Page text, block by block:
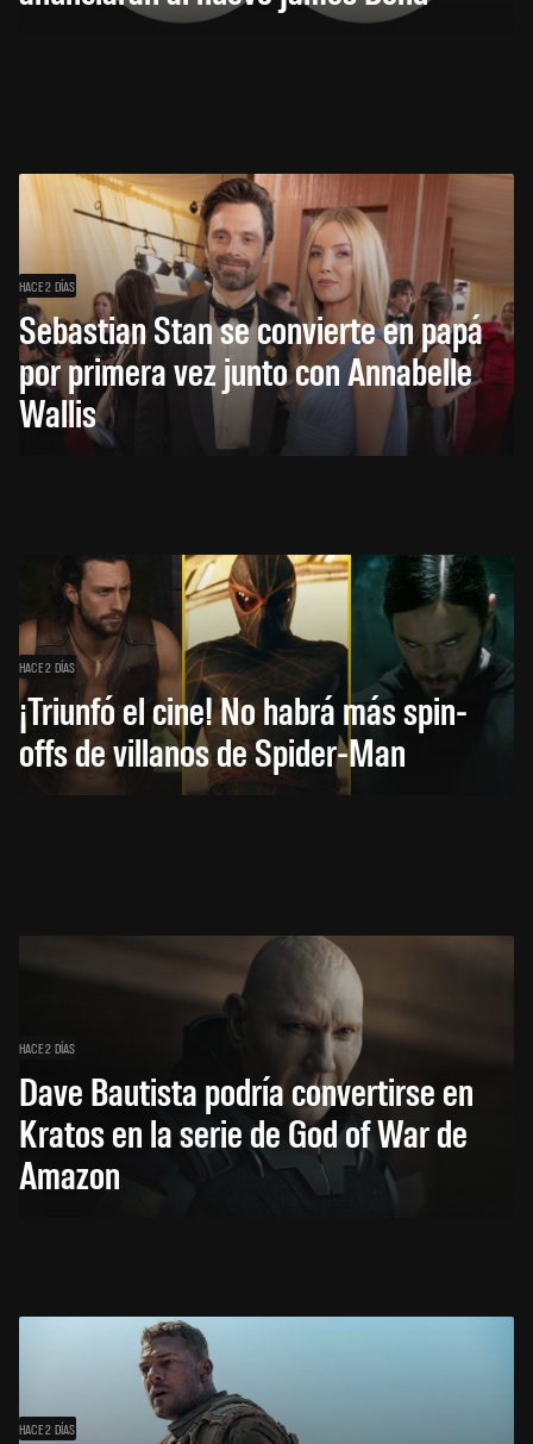
HACE 2 DÍAS
Sebastian Stan se convierte en papá
por primera vez junto con Annabelle
Wallis
HACE 2 DÍAS
¡Triunfó el cine! No habrá más spin-
offs de villanos de Spider-Man
HACE 2 DÍAS
Dave Bautista podría convertirse en
Kratos en la serie de God of War de
Amazon
HACE 2 DÍAS